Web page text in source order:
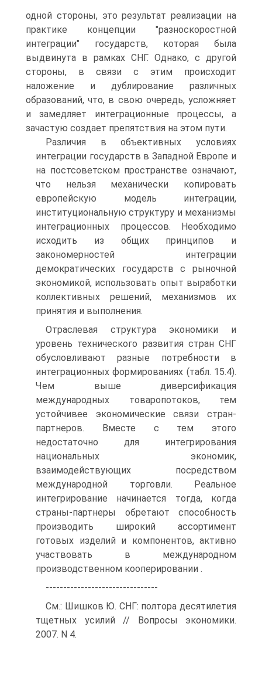
одной стороны, это результат реализации на
практике концепции "разноскоростной
интеграции" государств, которая была
выдвинута в рамках СНГ. Однако, с другой
стороны, в связи с этим происходит
наложение и дублирование различных
образований, что, в свою очередь, усложняет
и замедляет интеграционные процессы, а
зачастую создает препятствия на этом пути.
Различия в объективных условиях
интеграции государств в Западной Европе и
на постсоветском пространстве означают,
что нельзя механически копировать
европейскую модель интеграции,
институциональную структуру и механизмы
интеграционных процессов. Необходимо
исходить из общих принципов и
закономерностей интеграции
демократических государств с рыночной
экономикой, использовать опыт выработки
коллективных решений, механизмов их
принятия и выполнения.
Отраслевая структура экономики и
уровень технического развития стран СНГ
обусловливают разные потребности в
интеграционных формированиях (табл. 15.4).
Чем выше диверсификация
международных товаропотоков, тем
устойчивее экономические связи стран-
партнеров. Вместе с тем этого
недостаточно для интегрирования
национальных экономик,
взаимодействующих посредством
международной торговли. Реальное
интегрирование начинается тогда, когда
страны-партнеры обретают способность
производить широкий ассортимент
готовых изделий и компонентов, активно
участвовать в международном
производственном кооперировании .
--------------------------------
См.: Шишков Ю. СНГ: полтора десятилетия
тщетных усилий // Вопросы экономики.
2007. N 4.